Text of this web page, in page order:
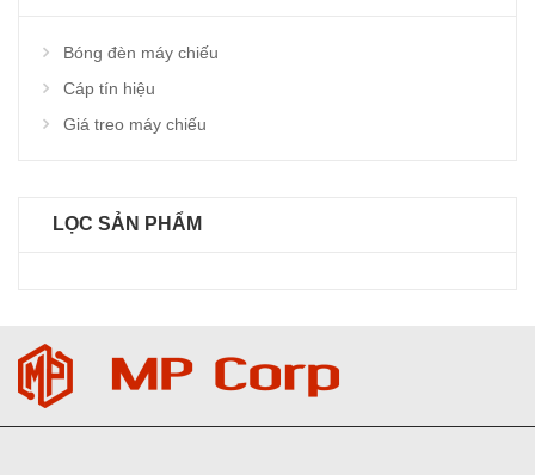
Bóng đèn máy chiếu
Cáp tín hiệu
Giá treo máy chiếu
LỌC SẢN PHẨM